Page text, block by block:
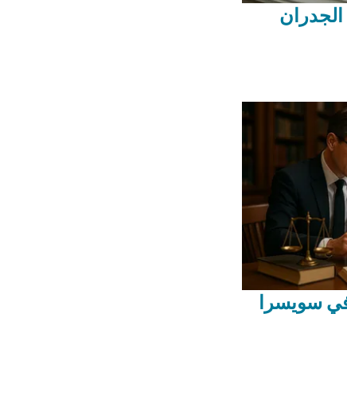
في سويسرا